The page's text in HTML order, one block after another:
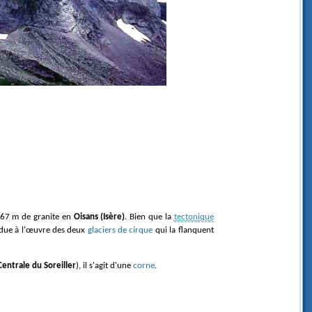
m de granite en Oisans (Isère). Bien que la tectonique
à l'œuvre des deux glaciers de cirque qui la flanquent
du Soreiller), il s'agit d'une corne.